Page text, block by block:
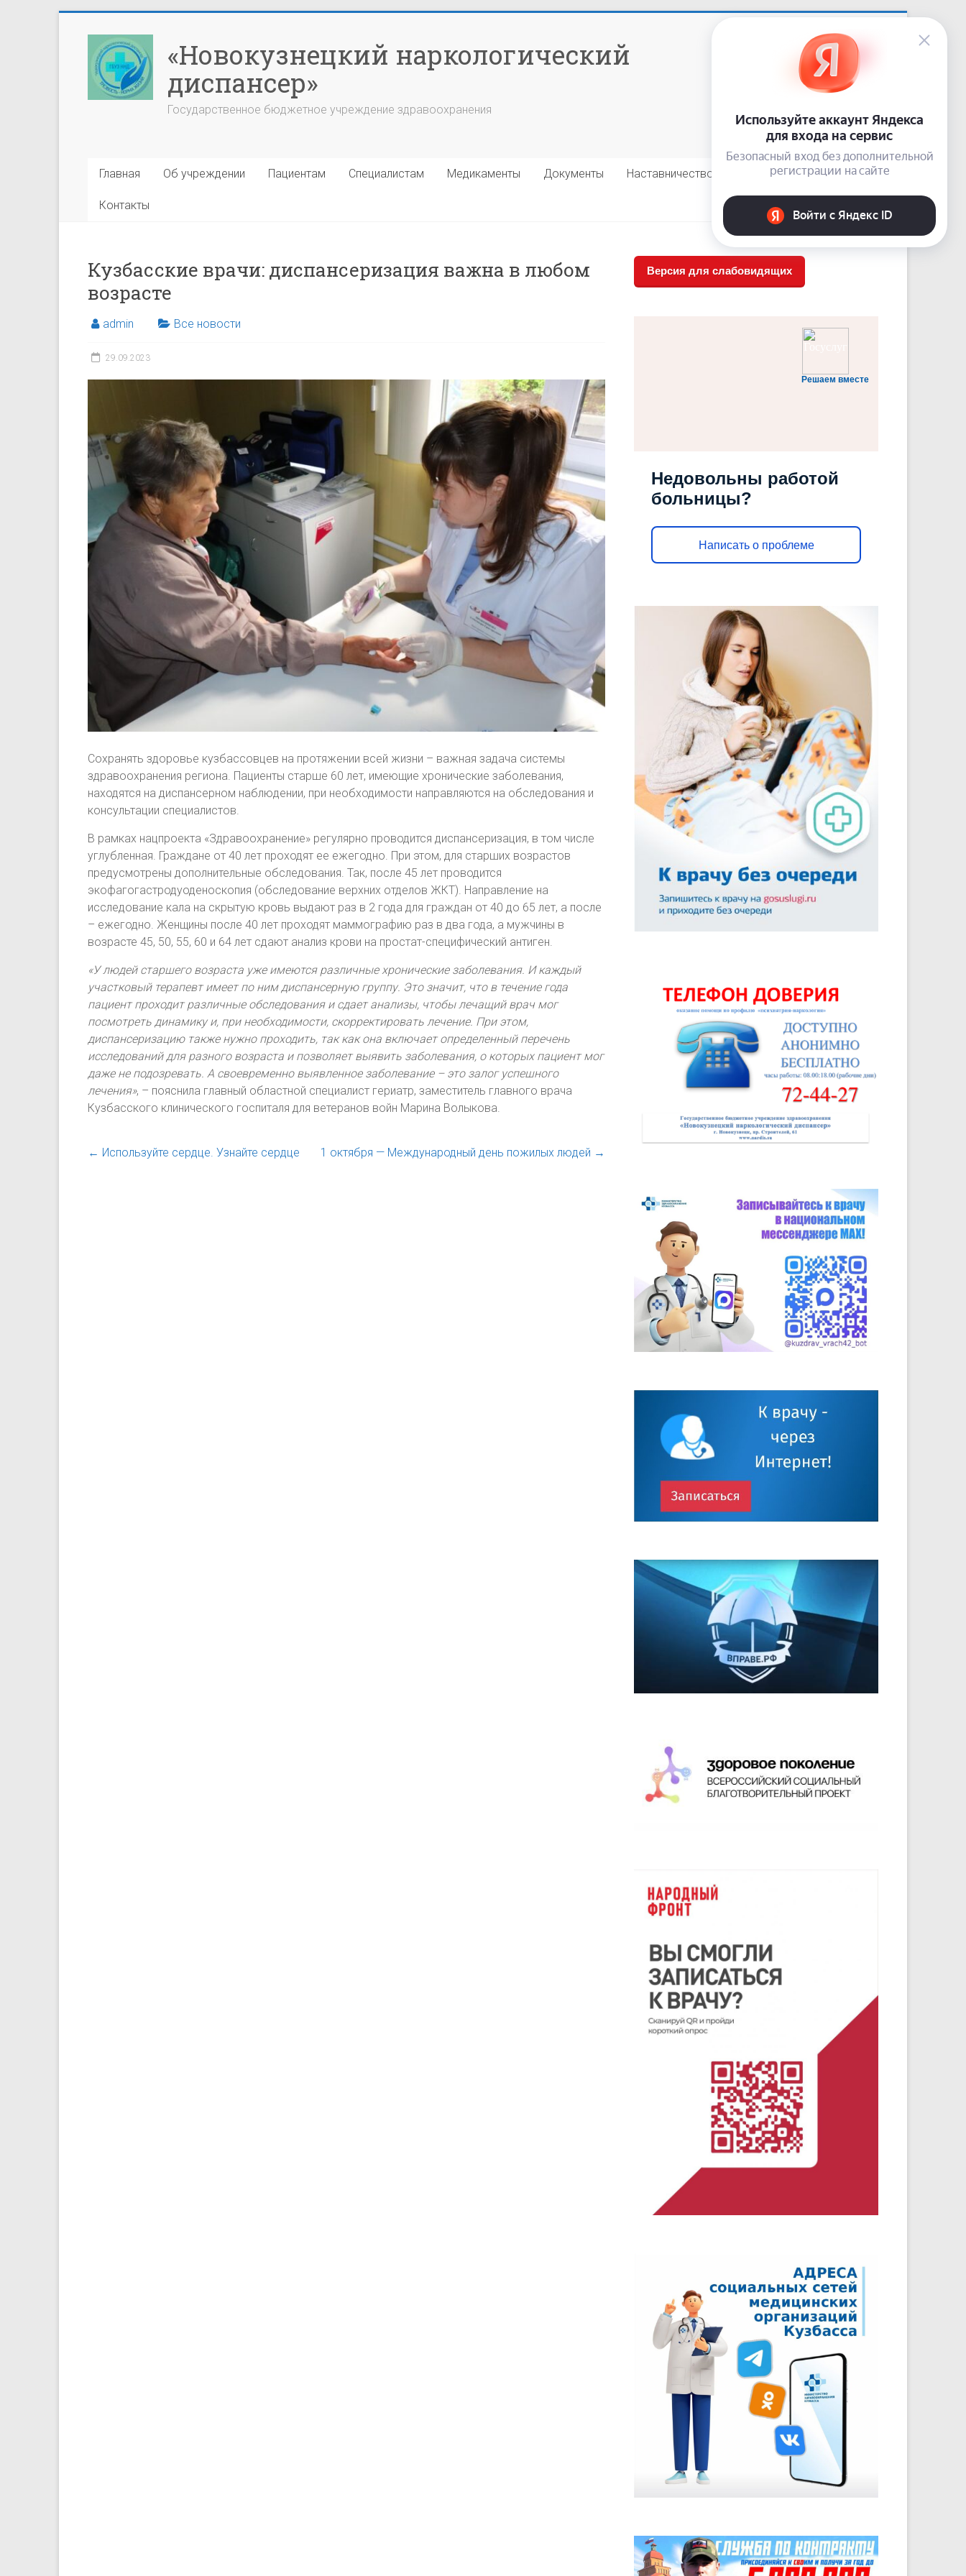
содержимому
«Новокузнецкий наркологический
диспансер»
Государственное бюджетное учреждение здравоохранения
Приемная: +7 (3843) 74-92-62
сайт: nardis.su
10-guz-narkolog@kuzdrav.ru
Главная Об учреждении Пациентам Специалистам Медикаменты Документы Наставничество Отзывы пациентов
Контакты
Кузбасские врачи: диспансеризация важна в любом
возрасте
admin Все новости
29.09.2023
Сохранять здоровье кузбассовцев на протяжении всей жизни – важная задача системы
здравоохранения региона. Пациенты старше 60 лет, имеющие хронические заболевания,
находятся на диспансерном наблюдении, при необходимости направляются на обследования и
консультации специалистов.
В рамках нацпроекта «Здравоохранение» регулярно проводится диспансеризация, в том числе
углубленная. Граждане от 40 лет проходят ее ежегодно. При этом, для старших возрастов
предусмотрены дополнительные обследования. Так, после 45 лет проводится
экофагогастродуоденоскопия (обследование верхних отделов ЖКТ). Направление на
исследование кала на скрытую кровь выдают раз в 2 года для граждан от 40 до 65 лет, а после
– ежегодно. Женщины после 40 лет проходят маммографию раз в два года, а мужчины в
возрасте 45, 50, 55, 60 и 64 лет сдают анализ крови на простат-специфический антиген.
«У людей старшего возраста уже имеются различные хронические заболевания. И каждый
участковый терапевт имеет по ним диспансерную группу. Это значит, что в течение года
пациент проходит различные обследования и сдает анализы, чтобы лечащий врач мог
посмотреть динамику и, при необходимости, скорректировать лечение. При этом,
диспансеризацию также нужно проходить, так как она включает определенный перечень
исследований для разного возраста и позволяет выявить заболевания, о которых пациент мог
даже не подозревать. А своевременно выявленное заболевание – это залог успешного
лечения», – пояснила главный областной специалист гериатр, заместитель главного врача
Кузбасского клинического госпиталя для ветеранов войн Марина Волыкова.
← Используйте сердце. Узнайте сердце 1 октября — Международный день пожилых людей →
Версия для слабовидящих